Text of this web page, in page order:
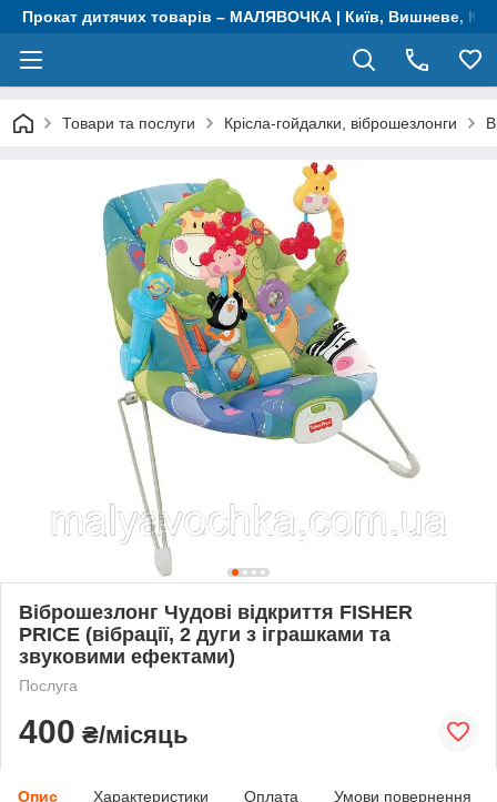
Прокат дитячих товарів – МАЛЯВОЧКА | Київ, Вишневе,
Товари та послуги Крісла-гойдалки, віброшезлонги
Віброшезлонг Чудові відкриття FISHER
PRICE (вібрації, 2 дуги з іграшками та
звуковими ефектами)
Послуга
400 ₴/місяць
Опис Характеристики Оплата Умови повернення